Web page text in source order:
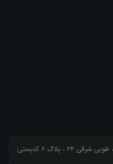
شعبه 1 یزد: دفتر مرکزی : یزد، صفائیه بلوار امیرکبیر، طوبی شرقی 24 ، پلاک 6 کدپستی